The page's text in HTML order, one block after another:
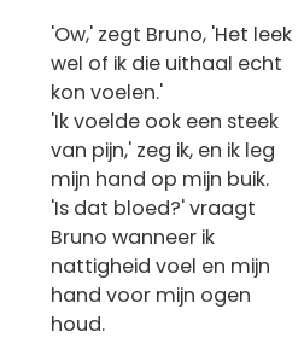
'Ow,' zegt Bruno, 'Het leek
wel of ik die uithaal echt
kon voelen.'
'Ik voelde ook een steek
van pijn,' zeg ik, en ik leg
mijn hand op mijn buik.
'Is dat bloed?' vraagt
Bruno wanneer ik
nattigheid voel en mijn
hand voor mijn ogen
houd.